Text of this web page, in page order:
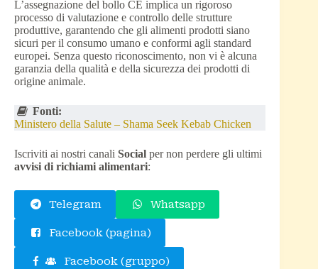
L’assegnazione del bollo CE implica un rigoroso
processo di valutazione e controllo delle strutture
produttive, garantendo che gli alimenti prodotti siano
sicuri per il consumo umano e conformi agli standard
europei. Senza questo riconoscimento, non vi è alcuna
garanzia della qualità e della sicurezza dei prodotti di
origine animale.
Fonti:
Ministero della Salute – Shama Seek Kebab Chicken
Iscriviti ai nostri canali Social per non perdere gli ultimi
avvisi di richiami alimentari:
Telegram Whatsapp
Facebook (pagina)
Facebook (gruppo)